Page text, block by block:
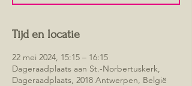
Tijd en locatie
22 mei 2024, 15:15 – 16:15
Dageraadplaats aan St.-Norbertuskerk,
Dageraadplaats, 2018 Antwerpen, België